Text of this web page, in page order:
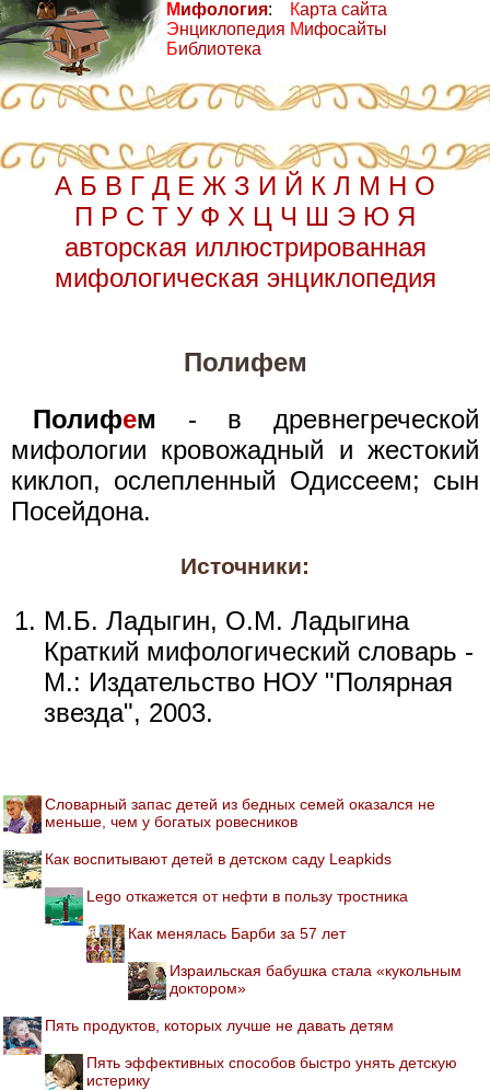
Мифология:
Энциклопедия
Библиотека
Карта сайта
Мифосайты
А Б В Г Д Е Ж З И Й К Л М Н О
П Р С Т У Ф Х Ц Ч Ш Э Ю Я
авторская иллюстрированная
мифологическая энциклопедия
Полифем
Полифем - в древнегреческой
мифологии кровожадный и жестокий
киклоп, ослепленный Одиссеем; сын
Посейдона.
Источники:
М.Б. Ладыгин, О.М. Ладыгина
Краткий мифологический словарь -
М.: Издательство НОУ "Полярная
звезда", 2003.
Словарный запас детей из бедных семей оказался не
меньше, чем у богатых ровесников
Как воспитывают детей в детском саду Leapkids
Lego откажется от нефти в пользу тростника
Как менялась Барби за 57 лет
Израильская бабушка стала «кукольным
доктором»
Пять продуктов, которых лучше не давать детям
Пять эффективных способов быстро унять детскую
истерику